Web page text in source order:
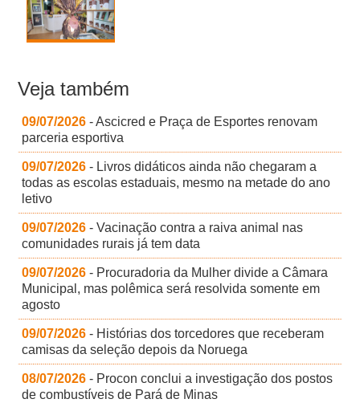
Veja também
09/07/2026 - Ascicred e Praça de Esportes renovam
parceria esportiva
09/07/2026 - Livros didáticos ainda não chegaram a
todas as escolas estaduais, mesmo na metade do ano
letivo
09/07/2026 - Vacinação contra a raiva animal nas
comunidades rurais já tem data
09/07/2026 - Procuradoria da Mulher divide a Câmara
Municipal, mas polêmica será resolvida somente em
agosto
09/07/2026 - Histórias dos torcedores que receberam
camisas da seleção depois da Noruega
08/07/2026 - Procon conclui a investigação dos postos
de combustíveis de Pará de Minas